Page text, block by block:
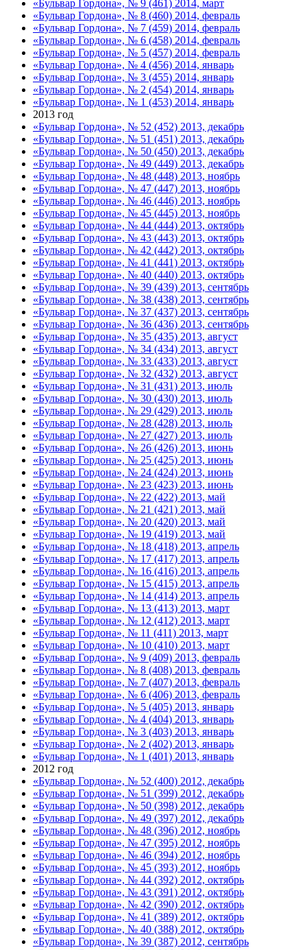
«Бульвар Гордона», № 9 (461) 2014, март
«Бульвар Гордона», № 8 (460) 2014, февраль
«Бульвар Гордона», № 7 (459) 2014, февраль
«Бульвар Гордона», № 6 (458) 2014, февраль
«Бульвар Гордона», № 5 (457) 2014, февраль
«Бульвар Гордона», № 4 (456) 2014, январь
«Бульвар Гордона», № 3 (455) 2014, январь
«Бульвар Гордона», № 2 (454) 2014, январь
«Бульвар Гордона», № 1 (453) 2014, январь
2013 год
«Бульвар Гордона», № 52 (452) 2013, декабрь
«Бульвар Гордона», № 51 (451) 2013, декабрь
«Бульвар Гордона», № 50 (450) 2013, декабрь
«Бульвар Гордона», № 49 (449) 2013, декабрь
«Бульвар Гордона», № 48 (448) 2013, ноябрь
«Бульвар Гордона», № 47 (447) 2013, ноябрь
«Бульвар Гордона», № 46 (446) 2013, ноябрь
«Бульвар Гордона», № 45 (445) 2013, ноябрь
«Бульвар Гордона», № 44 (444) 2013, октябрь
«Бульвар Гордона», № 43 (443) 2013, октябрь
«Бульвар Гордона», № 42 (442) 2013, октябрь
«Бульвар Гордона», № 41 (441) 2013, октябрь
«Бульвар Гордона», № 40 (440) 2013, октябрь
«Бульвар Гордона», № 39 (439) 2013, сентябрь
«Бульвар Гордона», № 38 (438) 2013, сентябрь
«Бульвар Гордона», № 37 (437) 2013, сентябрь
«Бульвар Гордона», № 36 (436) 2013, сентябрь
«Бульвар Гордона», № 35 (435) 2013, август
«Бульвар Гордона», № 34 (434) 2013, август
«Бульвар Гордона», № 33 (433) 2013, август
«Бульвар Гордона», № 32 (432) 2013, август
«Бульвар Гордона», № 31 (431) 2013, июль
«Бульвар Гордона», № 30 (430) 2013, июль
«Бульвар Гордона», № 29 (429) 2013, июль
«Бульвар Гордона», № 28 (428) 2013, июль
«Бульвар Гордона», № 27 (427) 2013, июль
«Бульвар Гордона», № 26 (426) 2013, июнь
«Бульвар Гордона», № 25 (425) 2013, июнь
«Бульвар Гордона», № 24 (424) 2013, июнь
«Бульвар Гордона», № 23 (423) 2013, июнь
«Бульвар Гордона», № 22 (422) 2013, май
«Бульвар Гордона», № 21 (421) 2013, май
«Бульвар Гордона», № 20 (420) 2013, май
«Бульвар Гордона», № 19 (419) 2013, май
«Бульвар Гордона», № 18 (418) 2013, апрель
«Бульвар Гордона», № 17 (417) 2013, апрель
«Бульвар Гордона», № 16 (416) 2013, апрель
«Бульвар Гордона», № 15 (415) 2013, апрель
«Бульвар Гордона», № 14 (414) 2013, апрель
«Бульвар Гордона», № 13 (413) 2013, март
«Бульвар Гордона», № 12 (412) 2013, март
«Бульвар Гордона», № 11 (411) 2013, март
«Бульвар Гордона», № 10 (410) 2013, март
«Бульвар Гордона», № 9 (409) 2013, февраль
«Бульвар Гордона», № 8 (408) 2013, февраль
«Бульвар Гордона», № 7 (407) 2013, февраль
«Бульвар Гордона», № 6 (406) 2013, февраль
«Бульвар Гордона», № 5 (405) 2013, январь
«Бульвар Гордона», № 4 (404) 2013, январь
«Бульвар Гордона», № 3 (403) 2013, январь
«Бульвар Гордона», № 2 (402) 2013, январь
«Бульвар Гордона», № 1 (401) 2013, январь
2012 год
«Бульвар Гордона», № 52 (400) 2012, декабрь
«Бульвар Гордона», № 51 (399) 2012, декабрь
«Бульвар Гордона», № 50 (398) 2012, декабрь
«Бульвар Гордона», № 49 (397) 2012, декабрь
«Бульвар Гордона», № 48 (396) 2012, ноябрь
«Бульвар Гордона», № 47 (395) 2012, ноябрь
«Бульвар Гордона», № 46 (394) 2012, ноябрь
«Бульвар Гордона», № 45 (393) 2012, ноябрь
«Бульвар Гордона», № 44 (392) 2012, октябрь
«Бульвар Гордона», № 43 (391) 2012, октябрь
«Бульвар Гордона», № 42 (390) 2012, октябрь
«Бульвар Гордона», № 41 (389) 2012, октябрь
«Бульвар Гордона», № 40 (388) 2012, октябрь
«Бульвар Гордона», № 39 (387) 2012, сентябрь